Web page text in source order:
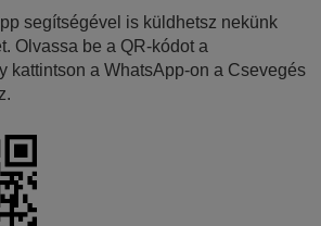
segítségével is küldhetsz nekünk
Olvassa be a QR-kódot a
kattintson a WhatsApp-on a Csevegés